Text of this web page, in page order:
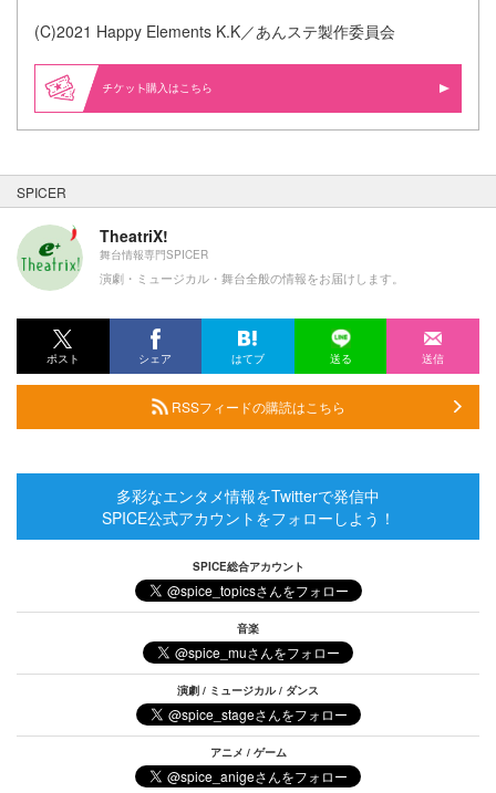
(C)2021 Happy Elements K.K／あんステ製作委員会
購入はこちら
SPICER
TheatriX!
舞台情報専門SPICER
演劇・ミュージカル・舞台全般の情報をお届けします。
ポスト シェア はてブ 送る 送信
RSSフィードの購読はこちら
多彩なエンタメ情報をTwitterで発信中
SPICE公式アカウントをフォローしよう！
SPICE総合アカウント
音楽
演劇 / ミュージカル / ダンス
アニメ / ゲーム